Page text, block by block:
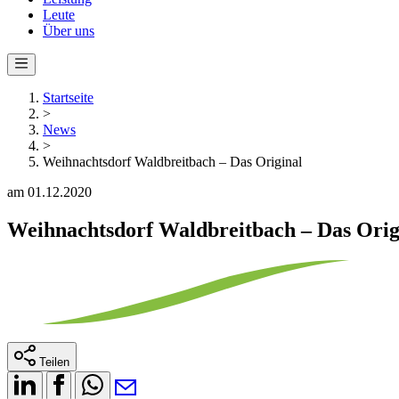
Leute
Über uns
Startseite
>
News
>
Weihnachtsdorf Waldbreitbach – Das Original
am 01.12.2020
Weihnachtsdorf Waldbreitbach – Das
Teilen